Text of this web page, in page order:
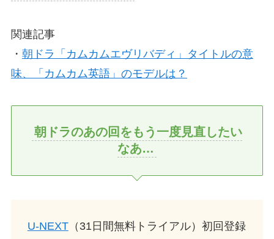
関連記事
・ 朝ドラ「カムカムエヴリバディ」タイトルの意
味、「カムカム英語」のモデルは？
朝ドラのあの回をもう一度見直したい
なあ…
U-NEXT（31日間無料トライアル）初回登録